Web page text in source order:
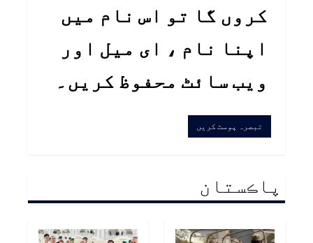
کروں گا تو اس نام میں
اپنا نام ، ای میل اور
ویب سائٹ محفوظ کریں۔
پاڪستان